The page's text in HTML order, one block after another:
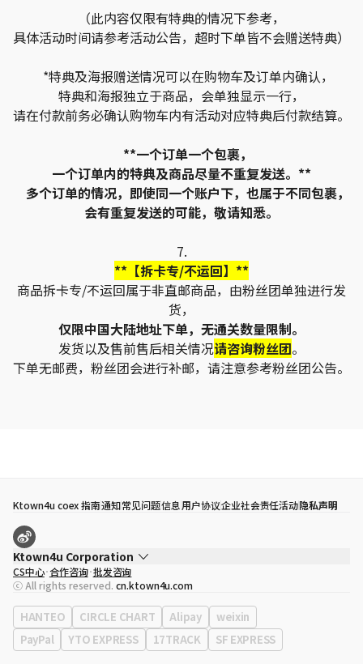
（此内容仅限有特典的情况下参考，
具体活动时间请参考活动公告，超时下单皆不会赠送特典）
*特典及海报赠送情况可以在购物车及订单内确认，
特典和海报独立于商品，会单独显示一行，
请在付款前务必确认购物车内有活动对应特典后付款结算。
**一个订单一个包裹，
一个订单内的特典及商品尽量不重复发送。**
多个订单的情况，即使同一个账户下，也属于不同包裹，
会有重复发送的可能，敬请知悉。
7.
**【拆卡专/不运回】**
商品拆卡专/不运回属于非直邮商品，由粉丝团单独进行发
货，
仅限中国大陆地址下单，无通关数量限制。
发货以及售前售后相关情况请咨询粉丝团。
下单无邮费，粉丝团会进行补邮，请注意参考粉丝团公告。
Ktown4u coex 指南通知常见问题信息用户协议企业社会责任活动隐私声明
Ktown4u Corporation
代表
宋効珉
营业执照 120-87-71116
公司地址 首尔特别市 江南区 岭东大路 513号 3楼 （三成洞， coex)
CS中心 合作咨询 批发咨询
ⓒ All rights reserved. cn.ktown4u.com
HANTEO CIRCLE CHART Alipay
weixin
PayPal
YTO EXPRESS 17TRACK SF EXPRESS